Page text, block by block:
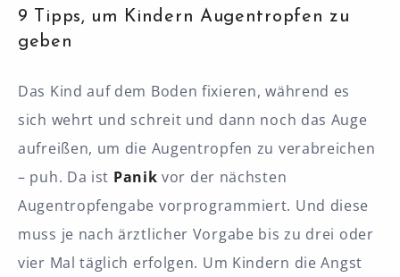
9 Tipps, um Kindern Augentropfen zu
geben
Das Kind auf dem Boden fixieren, während es
sich wehrt und schreit und dann noch das Auge
aufreißen, um die Augentropfen zu verabreichen
– puh. Da ist Panik vor der nächsten
Augentropfengabe vorprogrammiert. Und diese
muss je nach ärztlicher Vorgabe bis zu drei oder
vier Mal täglich erfolgen. Um Kindern die Angst